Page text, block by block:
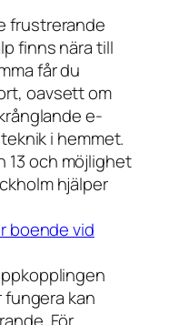
frustrerande
finns nära till
får du
oavsett om
e-
i hemmet.
13 och möjlighet
hjälper
boende vid
fungera kan